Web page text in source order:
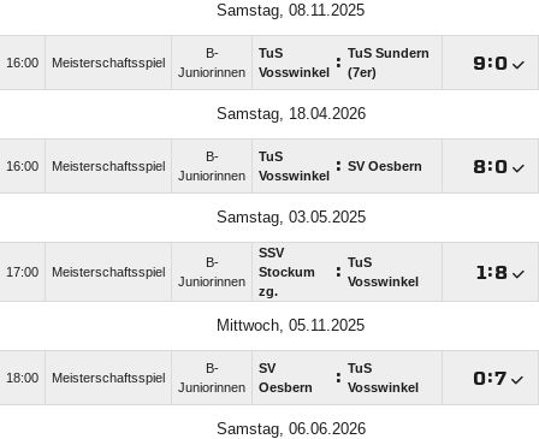
Samstag, 08.11.2025
16:00 Meisterschaftsspiel
B-
Juniorinnen
TuS
Vosswinkel
: TuS Sundern
(7er)
:
Samstag, 18.04.2026
16:00 Meisterschaftsspiel
B-
Juniorinnen
TuS
Vosswinkel
: SV Oesbern :
Samstag, 03.05.2025
17:00 Meisterschaftsspiel
B-
Juniorinnen
SSV
Stockum
zg.
: TuS
Vosswinkel
:
Mittwoch, 05.11.2025
18:00 Meisterschaftsspiel
B-
Juniorinnen
SV
Oesbern
: TuS
Vosswinkel
:
Samstag, 06.06.2026